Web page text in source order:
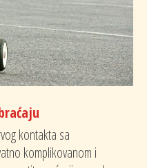
kontakta sa
komplikovanom i